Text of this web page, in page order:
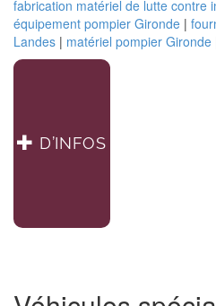
fabrication matériel de lutte contre
équipement pompier Gironde |
Landes | matériel pompier Gironde
D’INFOS